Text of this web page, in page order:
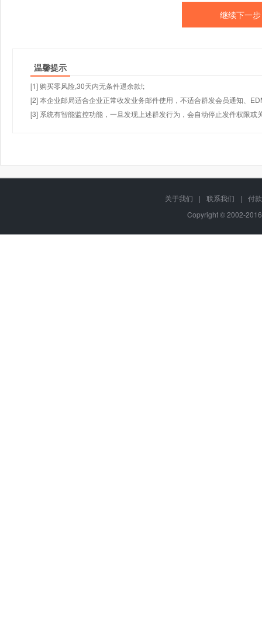
温馨提示
[1] 购买零风险,30天内无条件退余款!;
[2] 本企业邮局适合企业正常收发业务邮件使用，不适合群发会员通知、
[3] 系统有智能监控功能，一旦发现上述群发行为，会自动停止发件权限或
关于我们 | 联系我们 |
付
Copyright © 2002-